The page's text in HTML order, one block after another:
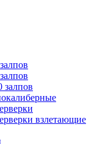
взлетающие